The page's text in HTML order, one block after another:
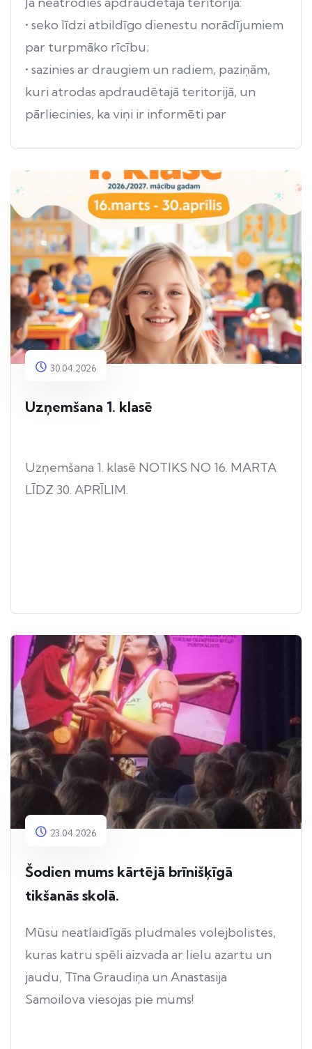
• seko līdzi atbildīgo dienestu norādījumiem
par turpmāko rīcību;
• sazinies ar draugiem un radiem, paziņām,
kuri atrodas apdraudētajā teritorijā, un
pārliecinies, ka viņi ir informēti par
30.04.2026
Uzņemšana 1. klasē
Uzņemšana 1. klasē NOTIKS NO 16. MARTA
LĪDZ 30. APRĪLIM.
23.04.2026
Šodien mums kārtējā brīnišķīgā
tikšanās skolā.
Mūsu neatlaidīgās pludmales volejbolistes,
kuras katru spēli aizvada ar lielu azartu un
jaudu, Tīna Graudiņa un Anastasija
Samoilova viesojas pie mums!